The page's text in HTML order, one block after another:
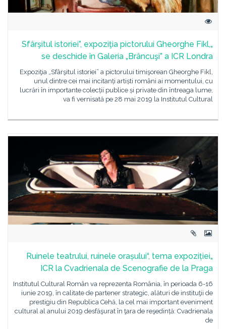
„Sfârşitul istoriei”, expoziţia pictorului Gheorghe Fikl,
se deschide în Galeria „Brâncuşi” a ICR Londra
Expoziţia „Sfârşitul istoriei” a pictorului timişorean Gheorghe Fikl,
unul dintre cei mai incitanți artiști români ai momentului, cu
lucrări în importante colecții publice și private din întreaga lume,
va fi vernisată pe 28 mai 2019 la Institutul Cultural
„Ruinele teatrului, ruinele orașului“, tema expoziției
ICR la Cvadrienala de Scenografie de la Praga
Institutul Cultural Român va reprezenta România, în perioada 6-16
iunie 2019, în calitate de partener strategic, alături de instituţii de
prestigiu din Republica Cehă, la cel mai important eveniment
cultural al anului 2019 desfăşurat în ţara de reşedință: Cvadrienala
de